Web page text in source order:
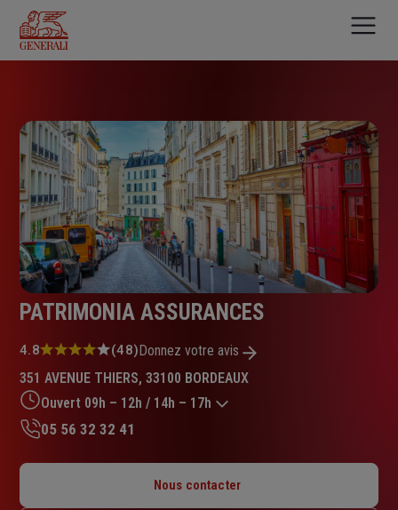
contenu
principal
PATRIMONIA ASSURANCES
Note
4.8
sur
5
étoiles
4.8 (48)Donnez votre avis
351 AVENUE THIERS, 33100 BORDEAUX
Ouvert 09h – 12h / 14h – 17h
Mardi : 09h – 12h / 14h – 17h
05 56 32 32 41
Nous contacter